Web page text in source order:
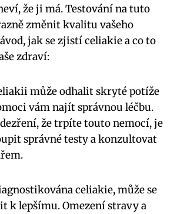
že ji má. Testování na tuto
změnit kvalitu vašeho
jak se zjistí celiakie a co to
zdraví:
může odhalit skryté potíže
vám najít správnou léčbu.
že trpíte touto nemocí, je
správné testy a konzultovat
celiakie, může se
k lepšímu. Omezení stravy a